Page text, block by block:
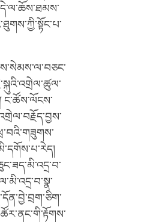
ང་ཚོས་ལོངས་